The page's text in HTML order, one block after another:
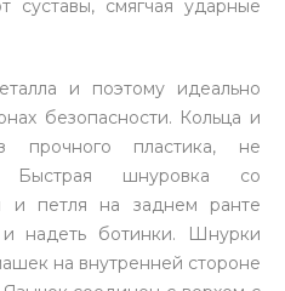
суставы, смягчая ударные
и поэтому идеально
безопасности. Кольца и
прочного пластика, не
Быстрая шнуровка со
и петля на заднем ранте
и надеть ботинки. Шнурки
на внутренней стороне